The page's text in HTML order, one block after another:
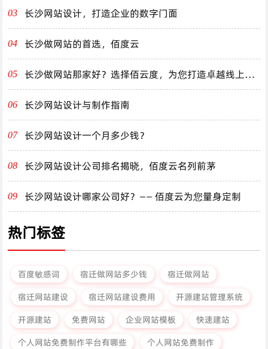
03 长沙网站设计，打造企业的数字门面
04 长沙做网站的首选，佰度云
05
长沙做网站那家好？选择佰云度，为您打造卓越线上体
验！
06 长沙网站设计与制作指南
07 长沙网站设计一个月多少钱？
08 长沙网站设计公司排名揭晓，佰度云名列前茅
09 长沙网站设计哪家公司好？—— 佰度云为您量身定制
热门标签
百度敏感词 宿迁做网站多少钱
宿迁做网站
宿迁网站建设
宿迁网站建设费用
开源建站管理系统
开源建站
免费网站 企业网站模板
快速建站
个人网站免费制作平台有哪些
个人网站免费制作